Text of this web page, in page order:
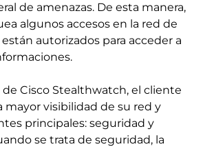
de amenazas. De esta manera,
algunos accesos en la red de
autorizados para acceder a
Cisco Stealthwatch, el cliente
mayor visibilidad de su red y
principales: seguridad y
se trata de seguridad, la